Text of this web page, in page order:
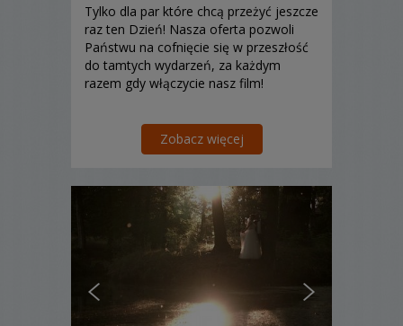
Tylko dla par które chcą przeżyć jeszcze
raz ten Dzień! Nasza oferta pozwoli
Państwu na cofnięcie się w przeszłość
do tamtych wydarzeń, za każdym
razem gdy włączycie nasz film!
Zobacz więcej